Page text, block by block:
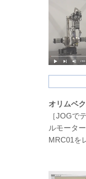
オリムベ
［JOGで
ルモータ
MRC01を